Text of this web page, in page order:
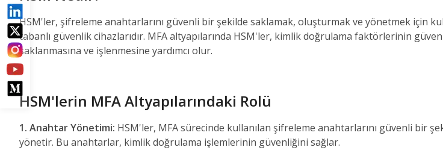
HSM'ler, şifreleme anahtarlarını güvenli bir şekilde saklamak, oluşturmak ve yönetmek için
tabanlı güvenlik cihazlarıdır. MFA altyapılarında HSM'ler, kimlik doğrulama faktörlerinin
saklanmasına ve işlenmesine yardımcı olur.
HSM'lerin MFA Altyapılarındaki Rolü
1. Anahtar Yönetimi: HSM'ler, MFA sürecinde kullanılan şifreleme anahtarlarını güvenli bir
yönetir. Bu anahtarlar, kimlik doğrulama işlemlerinin güvenliğini sağlar.